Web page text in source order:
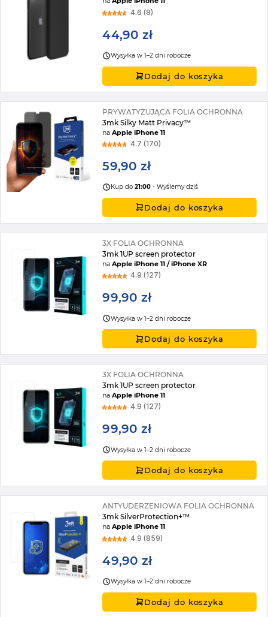
4.6 (8)
44,90 zł
Wysyłka w 1–2 dni robocze
Dodaj do koszyka
PRYWATYZUJĄCA FOLIA OCHRONNA
3mk Silky Matt Privacy™
naApple iPhone 11
4.7 (170)
59,90 zł
Kup do21:00 - Wyślemy dziś
Dodaj do koszyka
3X FOLIA OCHRONNA
3mk 1UP screen protector
naApple iPhone 11 / iPhone XR
4.9 (127)
99,90 zł
Wysyłka w 1–2 dni robocze
Dodaj do koszyka
3X FOLIA OCHRONNA
3mk 1UP screen protector
naApple iPhone 11
4.9 (127)
99,90 zł
Wysyłka w 1–2 dni robocze
Dodaj do koszyka
ANTYUDERZENIOWA FOLIA OCHRONNA
3mk SilverProtection+™
naApple iPhone 11
4.9 (859)
49,90 zł
Wysyłka w 1–2 dni robocze
Dodaj do koszyka